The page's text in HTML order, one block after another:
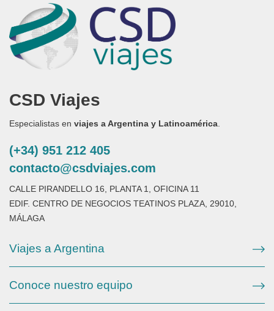
CSD Viajes
Especialistas en viajes a Argentina y Latinoamérica.
(+34) 951 212 405
contacto@csdviajes.com
CALLE PIRANDELLO 16, PLANTA 1, OFICINA 11
EDIF. CENTRO DE NEGOCIOS TEATINOS PLAZA, 29010,
MÁLAGA
Viajes a Argentina
Conoce nuestro equipo